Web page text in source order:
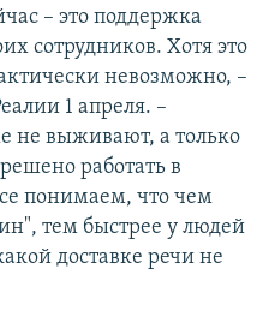
– это поддержка
сотрудников. Хотя это
невозможно, –
1 апреля. –
не выживают, а только
работать в
понимаем, что чем
тем быстрее у людей
доставке речи не